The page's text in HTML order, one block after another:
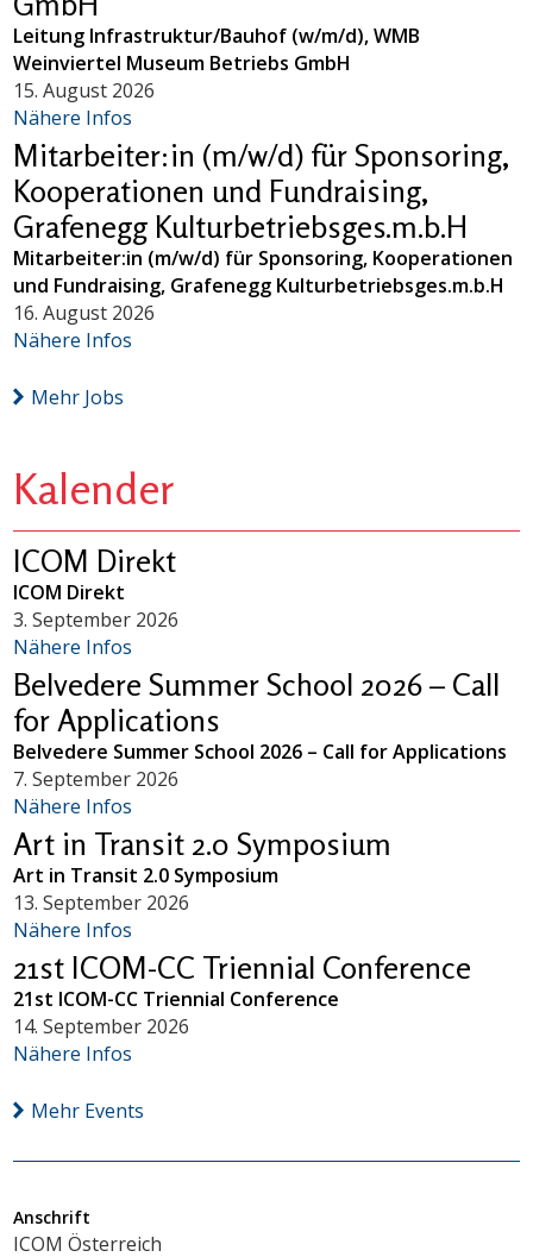
Leitung Infrastruktur/Bauhof (w/m/d), WMB
Weinviertel Museum Betriebs GmbH
15. August 2026
Nähere Infos
Mitarbeiter:in (m/w/d) für Sponsoring,
Kooperationen und Fundraising,
Grafenegg Kulturbetriebsges.m.b.H
Mitarbeiter:in (m/w/d) für Sponsoring, Kooperationen
und Fundraising, Grafenegg Kulturbetriebsges.m.b.H
16. August 2026
Nähere Infos
Mehr Jobs
Kalender
ICOM Direkt
ICOM Direkt
3. September 2026
Nähere Infos
Belvedere Summer School 2026 – Call
for Applications
Belvedere Summer School 2026 – Call for Applications
7. September 2026
Nähere Infos
Art in Transit 2.0 Symposium
Art in Transit 2.0 Symposium
13. September 2026
Nähere Infos
21st ICOM-CC Triennial Conference
21st ICOM-CC Triennial Conference
14. September 2026
Nähere Infos
Mehr Events
Anschrift
ICOM Österreich